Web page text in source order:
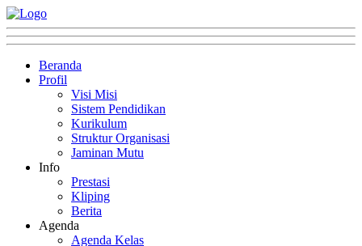
Beranda
Profil
Visi Misi
Sistem Pendidikan
Kurikulum
Struktur Organisasi
Jaminan Mutu
Info
Prestasi
Kliping
Berita
Agenda
Agenda Kelas